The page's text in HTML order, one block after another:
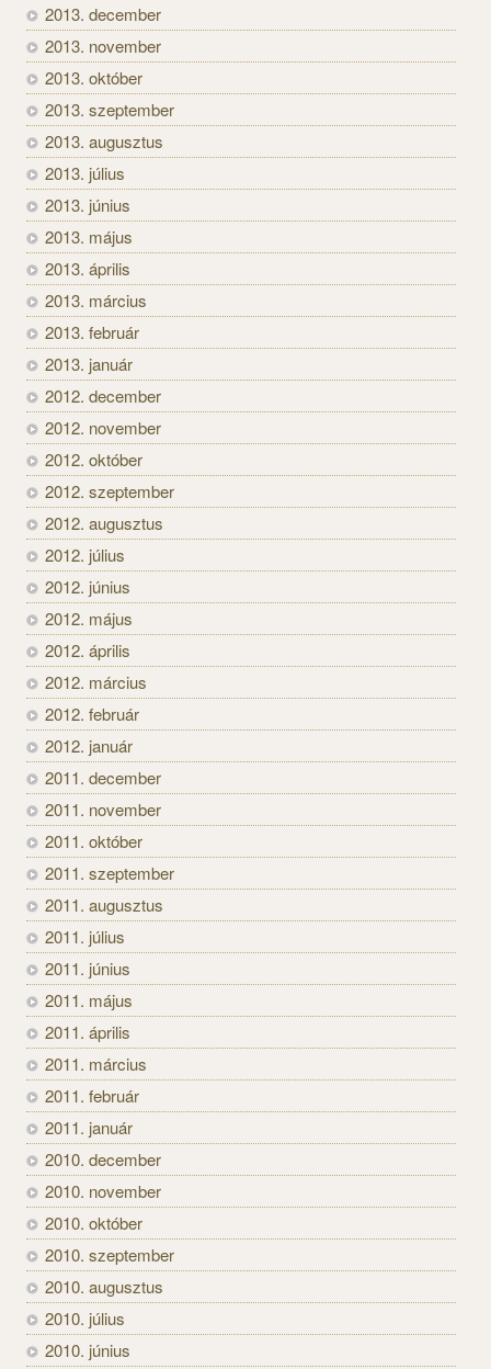
2013. december
2013. november
2013. október
2013. szeptember
2013. augusztus
2013. július
2013. június
2013. május
2013. április
2013. március
2013. február
2013. január
2012. december
2012. november
2012. október
2012. szeptember
2012. augusztus
2012. július
2012. június
2012. május
2012. április
2012. március
2012. február
2012. január
2011. december
2011. november
2011. október
2011. szeptember
2011. augusztus
2011. július
2011. június
2011. május
2011. április
2011. március
2011. február
2011. január
2010. december
2010. november
2010. október
2010. szeptember
2010. augusztus
2010. július
2010. június